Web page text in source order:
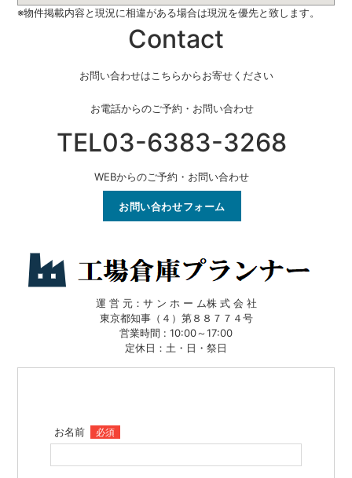
※物件掲載内容と現況に相違がある場合は現況を優先と致します。
Contact
お問い合わせはこちらからお寄せください
お電話からのご予約・お問い合わせ
TEL03-6383-3268
WEBからのご予約・お問い合わせ
お問い合わせフォーム
運 営 元：サ ン ホ ー ム株 式 会 社
東京都知事（４）第８８７７４号
営業時間 : 10:00～17:00
定休日：土・日・祭日
お名前 必須